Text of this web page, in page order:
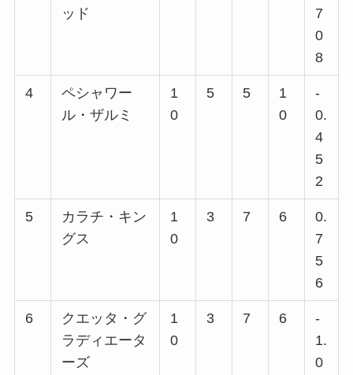
ッド
7
0
8
4
ペシャワー
ル・ザルミ
1
0
5 5
1
0
-
0.
4
5
2
5
カラチ・キン
グス
1
0
3 7 6
0.
7
5
6
6
クエッタ・グ
ラディエータ
ーズ
1
0
3 7 6
-
1.
0